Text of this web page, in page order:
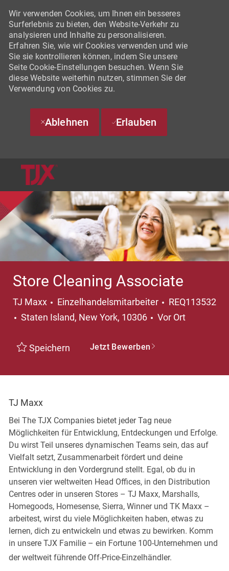
Wir verwenden Cookies, um Ihnen ein besseres
Surferlebnis zu bieten, den Website-Verkehr zu
analysieren und Inhalte zu personalisieren.
Erfahren Sie, wie wir Cookies verwenden und wie
Sie sie kontrollieren können, indem Sie unsere
Seite Cookie-Einstellungen besuchen. Wenn Sie
diese Website weiterhin nutzen, stimmen Sie der
Verwendung von Cookies zu.
Ablehnen Erlauben
Store Cleaning Associate
TJ Maxx Kategorie
Einzelhandelsmitarbeiter
REQ113532
Ort
Staten Island, New York, 10306 Vor Ort
Speichern Jetzt Bewerben
TJ Maxx
Bei The TJX Companies bietet jeder Tag neue
Möglichkeiten für Entwicklung, Entdeckungen und Erfolge.
Du wirst Teil unseres dynamischen Teams sein, das auf
Vielfalt setzt, Zusammenarbeit fördert und deine
Entwicklung in den Vordergrund stellt. Egal, ob du in
unseren vier weltweiten Head Offices, in den Distribution
Centres oder in unseren Stores – TJ Maxx, Marshalls,
Homegoods, Homesense, Sierra, Winner und TK Maxx –
arbeitest, wirst du viele Möglichkeiten haben, etwas zu
lernen, dich zu entwickeln und etwas zu bewirken. Komm
in unsere TJX Familie – ein Fortune 100-Unternehmen und
der weltweit führende Off-Price-Einzelhändler.